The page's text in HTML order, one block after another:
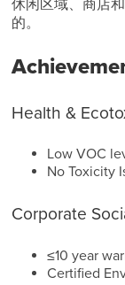
休闲区域、商店
的。
Health &
Low VOC
No Toxicity
Corporate
≤10 year
Certified